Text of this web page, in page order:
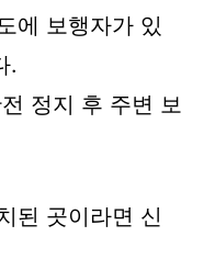
에 보행자가 있
.
정지 후 주변 보
된 곳이라면 신